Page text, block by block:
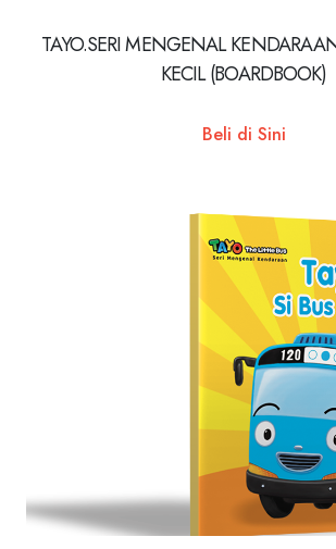
TAYO.SERI MENGENAL
KECIL (BOARDBOOK)
Beli di Sini